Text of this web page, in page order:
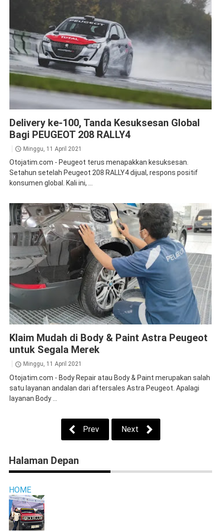
Delivery ke-100, Tanda Kesuksesan Global
Bagi PEUGEOT 208 RALLY4
Minggu, 11 April 2021
Otojatim.com - Peugeot terus menapakkan kesuksesan.
Setahun setelah Peugeot 208 RALLY4 dijual, respons positif
konsumen global. Kali ini, ...
Klaim Mudah di Body & Paint Astra Peugeot
untuk Segala Merek
Minggu, 11 April 2021
Otojatim.com - Body Repair atau Body & Paint merupakan salah
satu layanan andalan dari aftersales Astra Peugeot. Apalagi
layanan Body ...
Prev Next
Halaman Depan
HOME